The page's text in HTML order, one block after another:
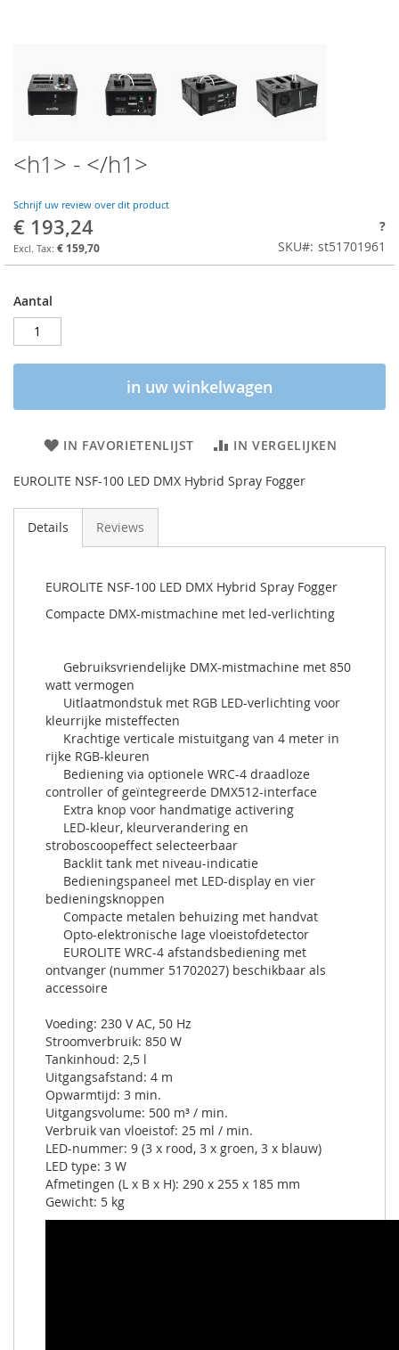
<h1> - </h1>
Schrijf uw review over dit product
€ 193,24
€ 159,70
?
SKU
st51701961
Aantal
in uw winkelwagen
IN FAVORIETENLIJST IN VERGELIJKEN
EUROLITE NSF-100 LED DMX Hybrid Spray Fogger
Details Reviews
EUROLITE NSF-100 LED DMX Hybrid Spray Fogger
Compacte DMX-mistmachine met led-verlichting
Gebruiksvriendelijke DMX-mistmachine met 850
watt vermogen
Uitlaatmondstuk met RGB LED-verlichting voor
kleurrijke misteffecten
Krachtige verticale mistuitgang van 4 meter in
rijke RGB-kleuren
Bediening via optionele WRC-4 draadloze
controller of geïntegreerde DMX512-interface
Extra knop voor handmatige activering
LED-kleur, kleurverandering en
stroboscoopeffect selecteerbaar
Backlit tank met niveau-indicatie
Bedieningspaneel met LED-display en vier
bedieningsknoppen
Compacte metalen behuizing met handvat
Opto-elektronische lage vloeistofdetector
EUROLITE WRC-4 afstandsbediening met
ontvanger (nummer 51702027) beschikbaar als
accessoire
Voeding: 230 V AC, 50 Hz
Stroomverbruik: 850 W
Tankinhoud: 2,5 l
Uitgangsafstand: 4 m
Opwarmtijd: 3 min.
Uitgangsvolume: 500 m³ / min.
Verbruik van vloeistof: 25 ml / min.
LED-nummer: 9 (3 x rood, 3 x groen, 3 x blauw)
LED type: 3 W
Afmetingen (L x B x H): 290 x 255 x 185 mm
Gewicht: 5 kg